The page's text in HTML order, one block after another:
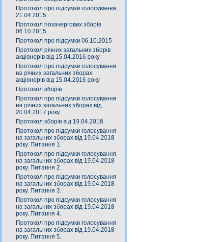
Протокол про підсумки голосування
21.04.2015
Протокол позачергових зборів
06.10.2015
Протокол про підсумки 06.10.2015
Протокол річних загальних зборів
акціонерів від 15.04.2016 року
Протокол про підсумки голосування
на річних загальних зборах
акціонерів від 15.04.2016 року
Протокол зборів
Протокол про підсумки голосування
на річних загальних зборах від
20.04.2017 року
Протокол зборів від 19.04.2018
Протокол про підсумки голосування
на загальних зборах від 19.04.2018
року. Питання 1.
Протокол про підсумки голосування
на загальних зборах від 19.04.2018
року. Питання 2.
Протокол про підсумки голосування
на загальних зборах від 19.04.2018
року. Питання 3.
Протокол про підсумки голосування
на загальних зборах від 19.04.2018
року. Питання 4.
Протокол про підсумки голосування
на загальних зборах від 19.04.2018
року. Питання 5.